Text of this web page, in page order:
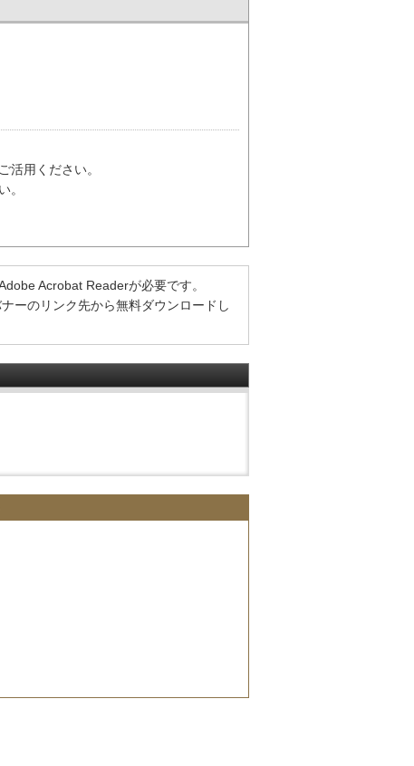
活用ください。
。
Acrobat Readerが必要です。
ーのリンク先から無料ダウンロードし